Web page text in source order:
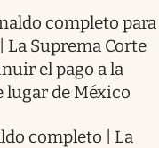
completo para
La Suprema Corte
el pago a la
lugar de México
completo | La